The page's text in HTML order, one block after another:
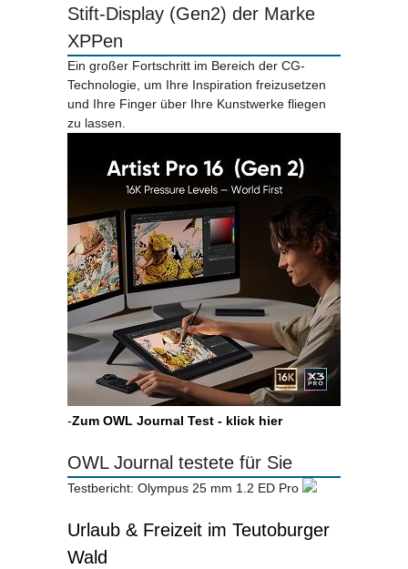
Stift-Display (Gen2) der Marke
XPPen
Ein großer Fortschritt im Bereich der CG-
Technologie, um Ihre Inspiration freizusetzen
und Ihre Finger über Ihre Kunstwerke fliegen
zu lassen.
-Zum OWL Journal Test - klick hier
OWL Journal testete für Sie
Testbericht: Olympus 25 mm 1.2 ED Pro
Urlaub & Freizeit im Teutoburger
Wald